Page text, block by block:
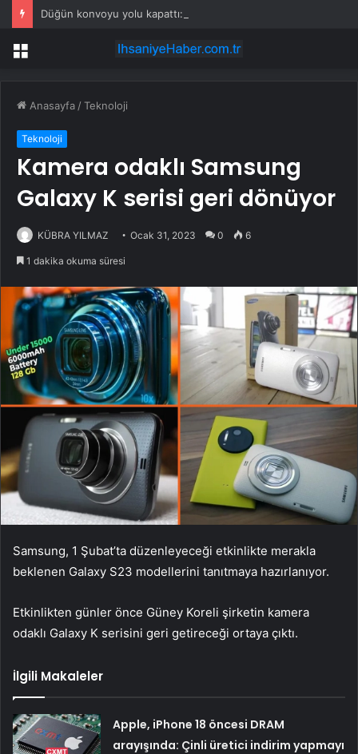
Düğün konvoyu yolu kapattı: Kesilen ceza masrafları aştı!
Menü
Anasayfa /Teknoloji
Teknoloji
Kamera odaklı Samsung
Galaxy K serisi geri dönüyor
KÜBRA YILMAZ Ocak 31, 2023 0 6
1 dakika okuma süresi
Samsung, 1 Şubat’ta düzenleyeceği etkinlikte merakla
beklenen Galaxy S23 modellerini tanıtmaya hazırlanıyor.
Etkinlikten günler önce Güney Koreli şirketin kamera
odaklı Galaxy K serisini geri getireceği ortaya çıktı.
İlgili Makaleler
Apple, iPhone 18 öncesi DRAM
arayışında: Çinli üretici indirim yapmayı